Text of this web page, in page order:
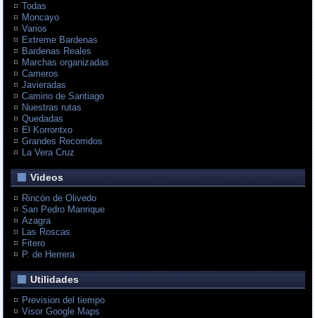
Todas
Moncayo
Varios
Extreme Bardenas
Bardenas Reales
Marchas organizadas
Cameros
Javieradas
Camino de Santiago
Nuestras rutas
Quedadas
El Korrontxo
Grandes Recorridos
La Vera Cruz
Videos
Rincón de Olivedo
San Pedro Manrique
Azagra
Las Roscas
Fitero
P. de Herrera
Utilidades
Prevision del tiempo
Visor Google Maps